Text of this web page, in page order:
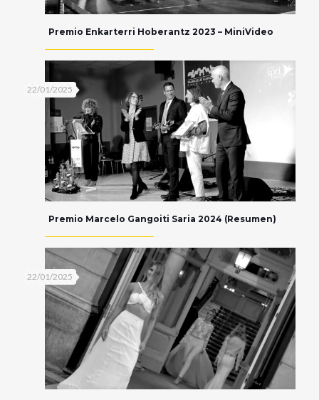
Premio Enkarterri Hoberantz 2023 – MiniVideo
22/01/2025
Premio Marcelo Gangoiti Saria 2024 (Resumen)
22/01/2025